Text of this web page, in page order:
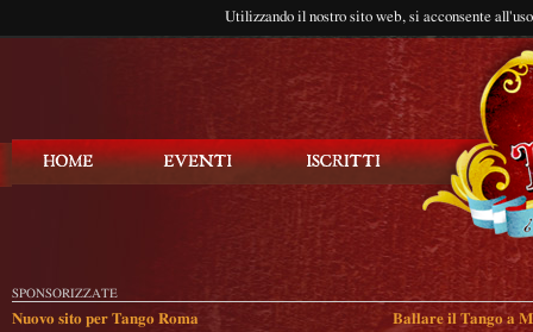
Utilizzando il nostro sito web, si acconsente
SPONSORIZZATE
Nuovo sito per Tango Roma Ballare il Tango a